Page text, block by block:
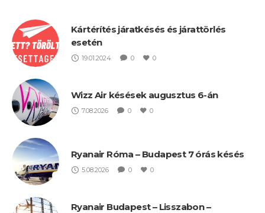
Kártérítés járatkésés és járattörlés
esetén
19.01.2024 0 0
Wizz Air késések augusztus 6-án
7.08.2026 0 0
Ryanair Róma – Budapest 7 órás késés
5.08.2026 0 0
Ryanair Budapest – Lisszabon –